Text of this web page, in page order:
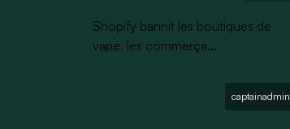
Shopify bannit les boutiques de
vape, les commerça...
captainadmin